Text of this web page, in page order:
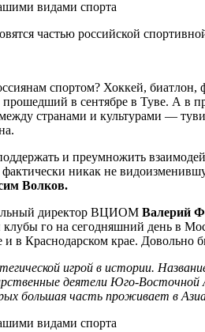
частью российской
спортом? Хоккей,
в сентябре в Туве. А в
странами и культурами —
и преумножить
никак не
Волков.
директор ВЦИОМ Валерий
го на сегодняшний день в
в Краснодарском крае. Довольно
игрой в истории.
деятели Юго-
большая часть проживает в